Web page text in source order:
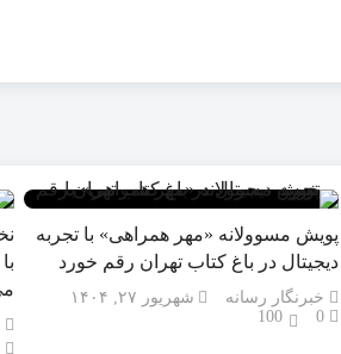
پویش مسوولانه «مهر همراهی» با تجربه
دیجیتال در باغ کتاب تهران رقم خورد
خبرنگار رسانه
شهریور ۲۷, ۱۴۰۴
100